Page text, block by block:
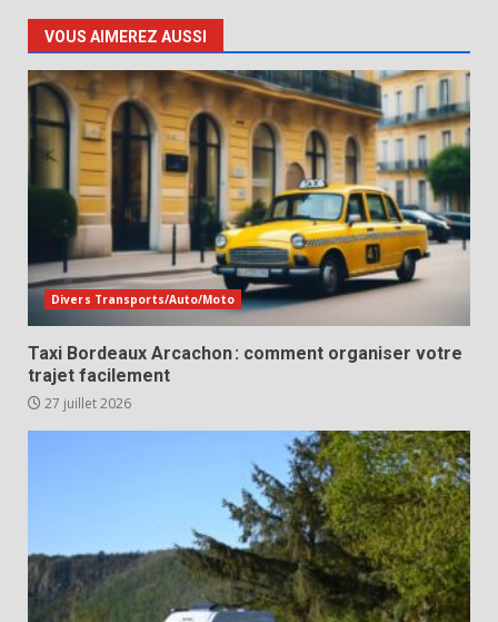
VOUS AIMEREZ AUSSI
Divers Transports/Auto/Moto
Taxi Bordeaux Arcachon : comment organiser votre
trajet facilement
27 juillet 2026